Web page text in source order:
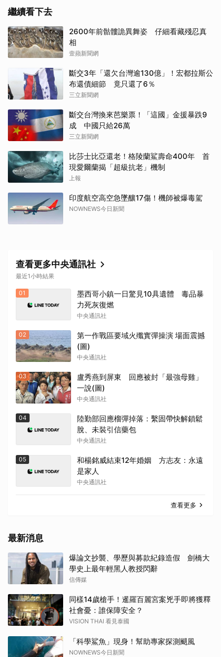
繼續看下去
2600年前骷髏詭異舞姿 仔細看藏殘忍真
相
壹蘋新聞網
斷交3年「還欠台灣逾130億」！宏都拉斯公
布還債細節 竟只還了6％
三立新聞網
斷交台灣換來芭樂票！「這國」金援暴跌9
成 中國只給26萬
三立新聞網
比莎士比亞還老！格陵蘭鯊壽命400年 首
現愛爾蘭揭「超級抗老」機制
上報
印度航空高空急墜釀17傷！機師被爆毒駕
NOWNEWS今日新聞
查看更多中央通訊社
最近1小時結果
01
墨西哥小鎮一日驚見10具遺體 毒品暴
力死灰復燃
中央通訊社
02
第一作戰區要域火殲實彈操演 場面震撼
(圖)
中央通訊社
03
盧秀燕到屏東 回應被封「最強母雞」
一說(圖)
中央通訊社
04
陸勤部回應榴彈掉落：繫固帶快解鎖鬆
脫、未裝引信藥包
中央通訊社
05
和楊銘威結束12年婚姻 方志友：永遠
是家人
中央通訊社
查看更多
最新消息
爆論文抄襲、學歷與募款紀錄造假 劍橋大
學史上最年輕黑人教授閃辭
信傳媒
同樣14歲槍手！暹羅百麗宮案兇手即將獲釋
社會憂：誰保障安全？
VISION THAI 看見泰國
「科學鯊魚」現身！幫助專家探測颶風
NOWNEWS今日新聞